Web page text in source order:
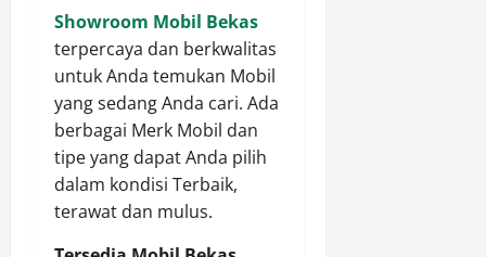
Showroom Mobil Bekas
terpercaya dan berkwalitas
untuk Anda temukan Mobil
yang sedang Anda cari. Ada
berbagai Merk Mobil dan
tipe yang dapat Anda pilih
dalam kondisi Terbaik,
terawat dan mulus.